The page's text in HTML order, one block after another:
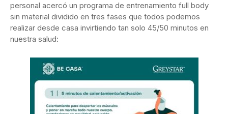
personal acercó un programa de entrenamiento full body
sin material dividido en tres fases que todos podemos
realizar desde casa invirtiendo tan solo 45/50 minutos en
nuestra salud: